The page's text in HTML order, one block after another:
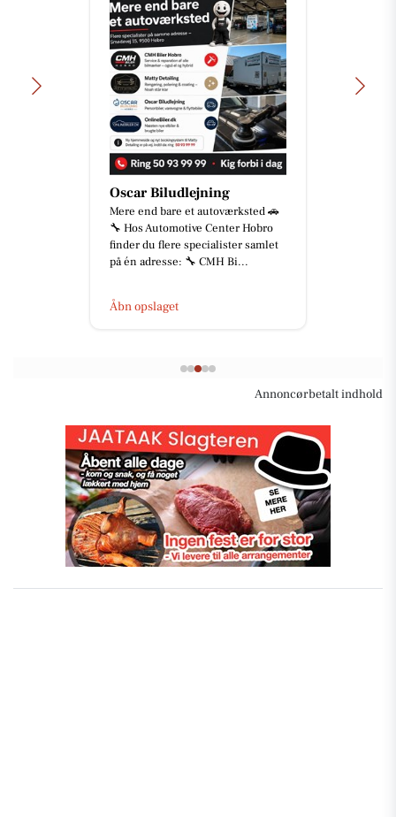
Oscar Biludlejning
Mere end bare et autoværksted 🚗
🔧 Hos Automotive Center Hobro
finder du flere specialister samlet
på én adresse: 🔧 CMH Bi...
Åbn opslaget
Annoncørbetalt indhold